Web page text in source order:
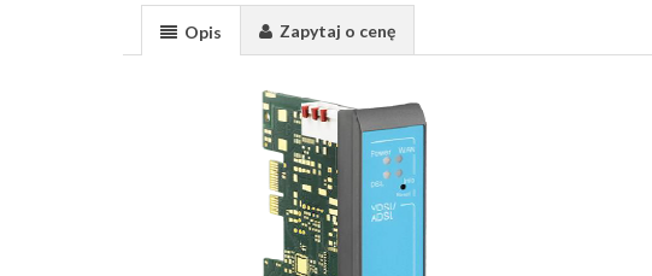
Opis Zapytaj o cenę